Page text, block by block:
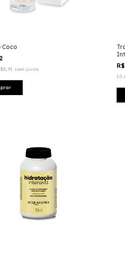
Coco
sem juros
10